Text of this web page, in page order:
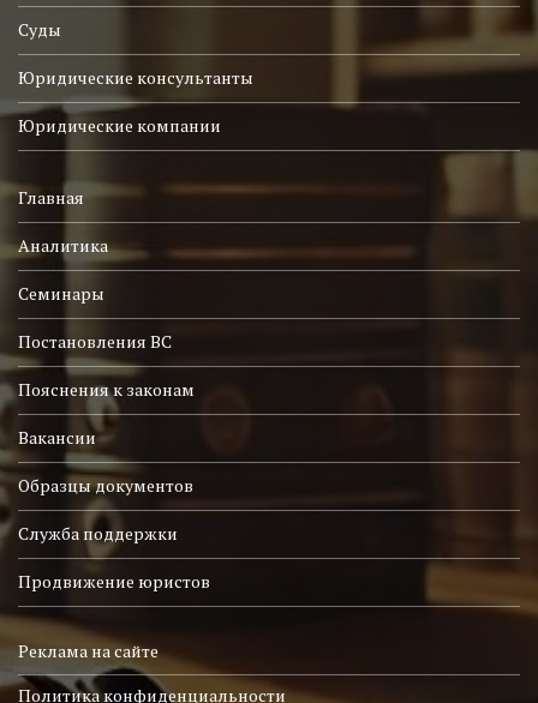
Суды
Юридические консультанты
Юридические компании
Главная
Аналитика
Семинары
Постановления ВС
Пояснения к законам
Вакансии
Образцы документов
Служба поддержки
Продвижение юристов
Реклама на сайте
Политика конфиденциальности